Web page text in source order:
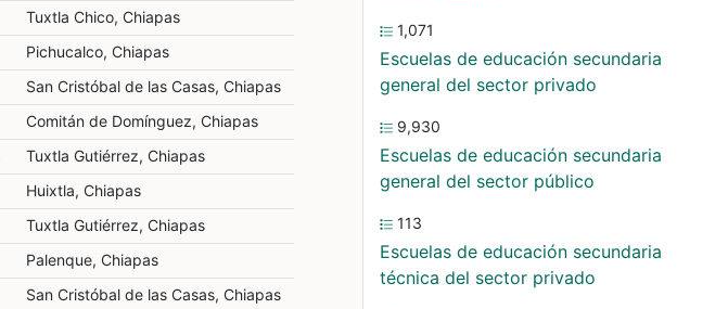
Tuxtla Chico, Chiapas
Pichucalco, Chiapas
San Cristóbal de las Casas, Chiapas
Comitán de Domínguez, Chiapas
Tuxtla Gutiérrez, Chiapas
Huixtla, Chiapas
Tuxtla Gutiérrez, Chiapas
Palenque, Chiapas
San Cristóbal de las Casas, Chiapas
1,071
Escuelas de educación secundaria
general del sector privado
9,930
Escuelas de educación secundaria
general del sector público
113
Escuelas de educación secundaria
técnica del sector privado